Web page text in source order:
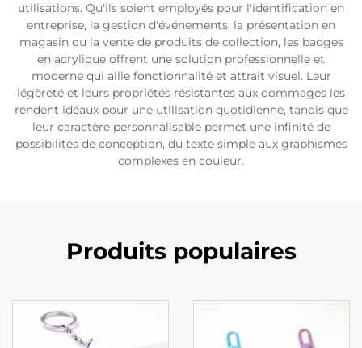
utilisations. Qu'ils soient employés pour l'identification en
entreprise, la gestion d'événements, la présentation en
magasin ou la vente de produits de collection, les badges
en acrylique offrent une solution professionnelle et
moderne qui allie fonctionnalité et attrait visuel. Leur
légèreté et leurs propriétés résistantes aux dommages les
rendent idéaux pour une utilisation quotidienne, tandis que
leur caractère personnalisable permet une infinité de
possibilités de conception, du texte simple aux graphismes
complexes en couleur.
Produits populaires